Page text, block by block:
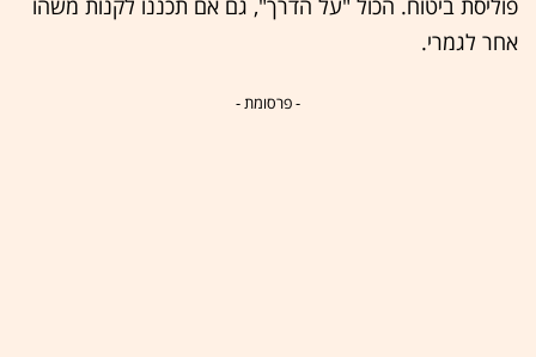
אחר לגמרי.
- פרסומת -